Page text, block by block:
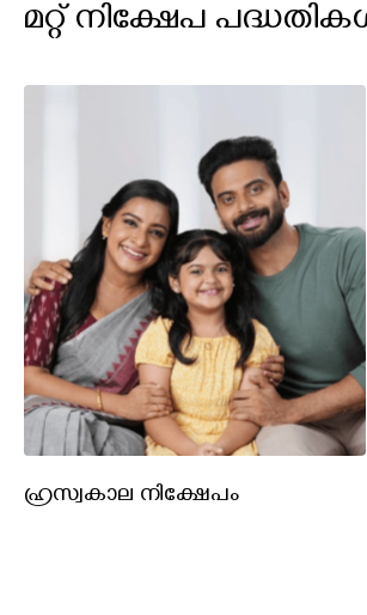
മറ്റ് നിക്ഷേപ
ഹ്രസ്വകാല നിക്ഷേപം